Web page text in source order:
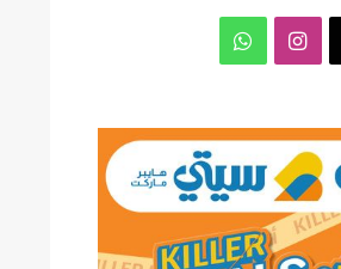
انستقرامواتساب